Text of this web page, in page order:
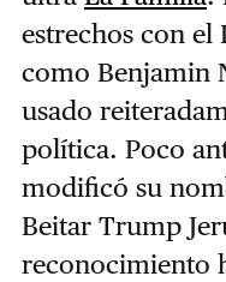
estrechos con
como Benjamin
usado
política. Poco
modificó su
Beitar Trump
reconocimiento